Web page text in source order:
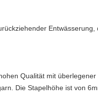
Qualität mit
Die Stapelhöhe ist von